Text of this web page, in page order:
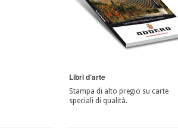
Libri d’arte
Stampa di alto pregio su carte
speciali di qualità.